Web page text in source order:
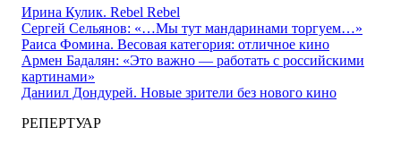
Ирина Кулик. Rebel Rebel
Сергей Сельянов: «…Мы тут мандаринами торгуем…»
Раиса Фомина. Весовая категория: отличное кино
Армен Бадалян: «Это важно — работать с российскими
картинами»
Даниил Дондурей. Новые зрители без нового кино
РЕПЕРТУАР